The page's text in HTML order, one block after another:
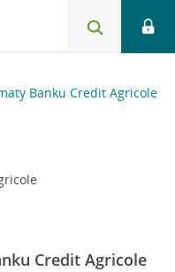
Banku Credit Agricole
Credit Agricole